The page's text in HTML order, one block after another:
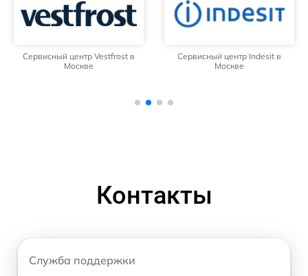
Сервисный центр Vestfrost в
Москве
Сервисный центр Indesit в
Москве
Контакты
Служба поддержки